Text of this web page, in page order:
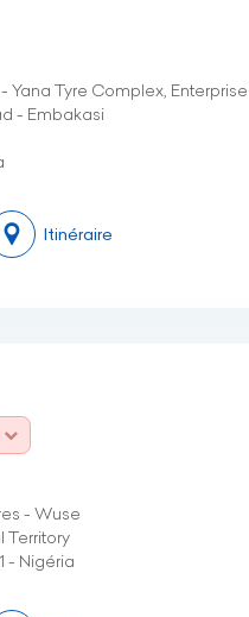
Yana Tyre Complex,
- Embakasi
Itinéraire
- Wuse
Territory
- Nigéria